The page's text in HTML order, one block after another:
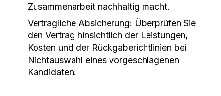
Zusammenarbeit nachhaltig macht.
Vertragliche Absicherung: Überprüfen Sie
den Vertrag hinsichtlich der Leistungen,
Kosten und der Rückgaberichtlinien bei
Nichtauswahl eines vorgeschlagenen
Kandidaten.